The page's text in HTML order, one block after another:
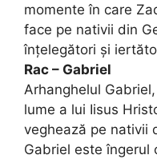
momente în care
face pe nativii din
înțelegători și
Rac – Gabriel
Arhanghelul
lume a lui Iisus
veghează pe nativii
Gabriel este îngerul